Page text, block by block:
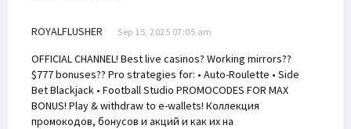
ROYALFLUSHER Sep 15, 2025 07:05 am
OFFICIAL CHANNEL! Best live casinos? Working mirrors??
$777 bonuses?? Pro strategies for: • Auto-Roulette • Side
Bet Blackjack • Football Studio PROMOCODES FOR MAX
BONUS! Play & withdraw to e-wallets! Коллекция
промокодов, бонусов и акций и как их на